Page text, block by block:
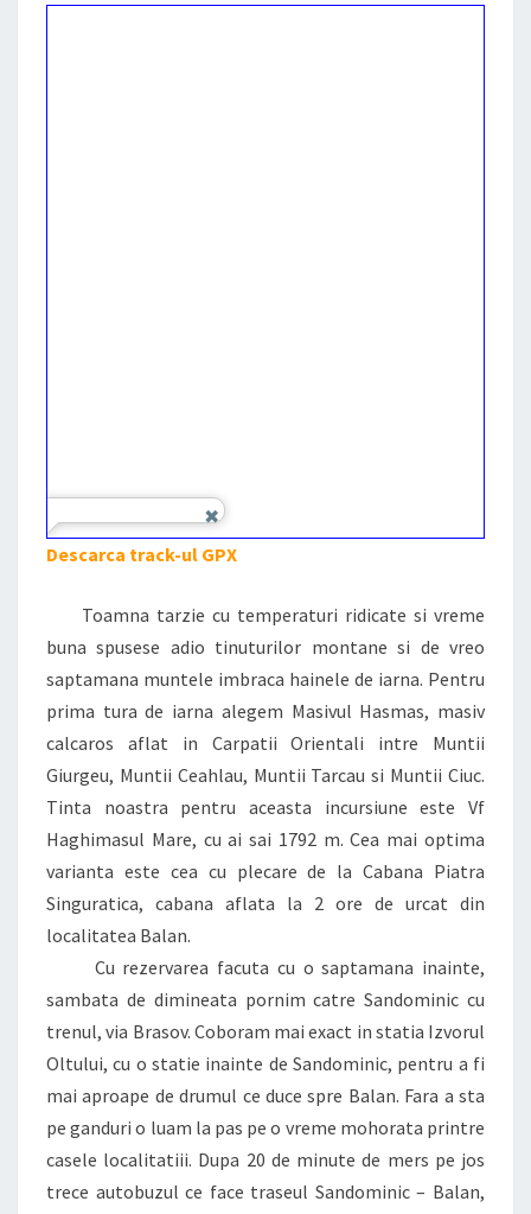
Descarca track-ul GPX
Toamna tarzie cu temperaturi ridicate si vreme
buna spusese adio tinuturilor montane si de vreo
saptamana muntele imbraca hainele de iarna. Pentru
prima tura de iarna alegem Masivul Hasmas, masiv
calcaros aflat in Carpatii Orientali intre Muntii
Giurgeu, Muntii Ceahlau, Muntii Tarcau si Muntii Ciuc.
Tinta noastra pentru aceasta incursiune este Vf
Haghimasul Mare, cu ai sai 1792 m. Cea mai optima
varianta este cea cu plecare de la Cabana Piatra
Singuratica, cabana aflata la 2 ore de urcat din
localitatea Balan.
Cu rezervarea facuta cu o saptamana inainte,
sambata de dimineata pornim catre Sandominic cu
trenul, via Brasov. Coboram mai exact in statia Izvorul
Oltului, cu o statie inainte de Sandominic, pentru a fi
mai aproape de drumul ce duce spre Balan. Fara a sta
pe ganduri o luam la pas pe o vreme mohorata printre
casele localitatiii. Dupa 20 de minute de mers pe jos
trece autobuzul ce face traseul Sandominic – Balan,